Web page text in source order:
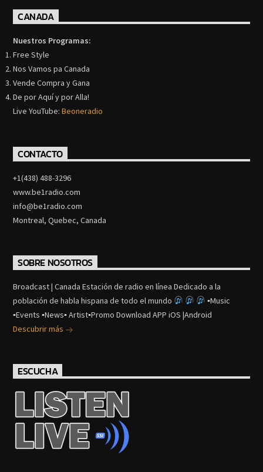
CANADA
Nuestros Programas:
Free Style
Nos Vamos pa Canada
Vende Compra y Gana
De por Aquí y por Alla!
Live YouTube:Beoneradio
CONTACTO
+1(438) 488-3296
www.be1radio.com
info@be1radio.com
Montreal, Quebec, Canada
SOBRE NOSOTROS
Broadcast | Canada Estación de radio en línea Dedicado a la
población de habla hispana de todo el mundo
▪Music
▪Events ▪News▪ Artist▪Promo Download APP iOS |Android
Descubrir más
ESCUCHA